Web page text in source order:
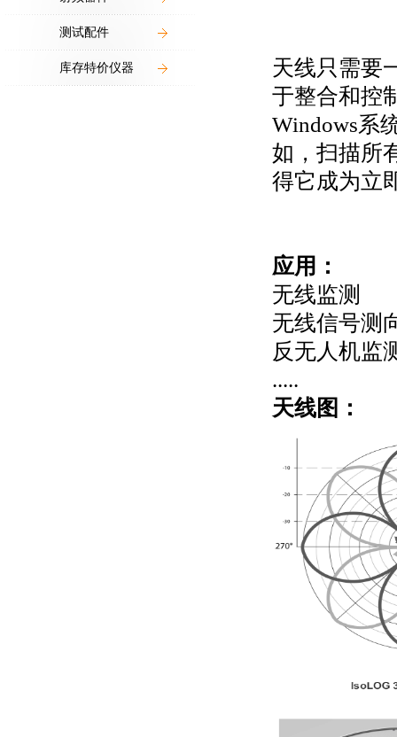
测试配件
库存特价仪器
天线只需要
于整合和控
Windows系
如，扫描所
得它成为立
应用：
无线监测
无线信号测
反无人机监
.....
天线图：